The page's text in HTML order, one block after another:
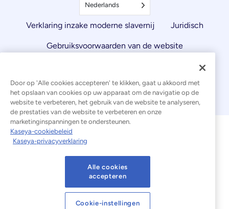
Nederlands
Verklaring inzake moderne slavernij Juridisch
Gebruiksvoorwaarden van de website
Cookies Settings
Kennisgeving inzake cookies
Door op 'Alle cookies accepteren' te klikken, gaat u akkoord met
het opslaan van cookies op uw apparaat om de navigatie op de
website te verbeteren, het gebruik van de website te analyseren,
de prestaties van de website te verbeteren en onze
marketinginspanningen te ondersteunen.
Kaseya-cookiebeleid
Kaseya-privacyverklaring
Alle cookies
accepteren
Cookie-instellingen